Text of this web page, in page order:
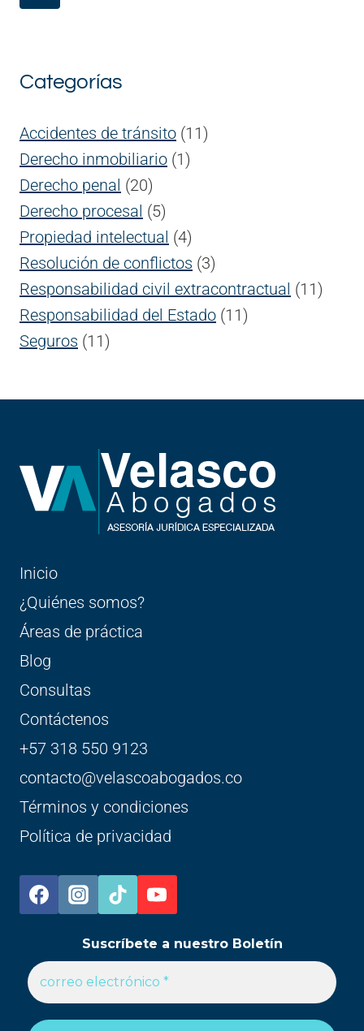
de
Categorías
Accidentes de tránsito (11)
Derecho inmobiliario (1)
Derecho penal (20)
Derecho procesal (5)
Propiedad intelectual (4)
Resolución de conflictos (3)
Responsabilidad civil extracontractual (11)
Responsabilidad del Estado (11)
Seguros (11)
Inicio
¿Quiénes somos?
Áreas de práctica
Blog
Consultas
Contáctenos
+57 318 550 9123
contacto@velascoabogados.co
Términos y condiciones
Política de privacidad
Suscríbete a nuestro Boletín